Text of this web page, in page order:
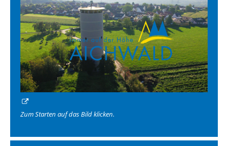
Zum Starten auf das Bild klicken.